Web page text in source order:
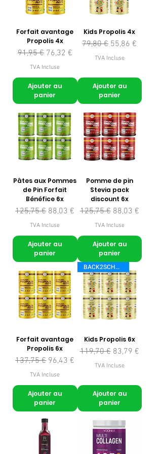
Forfait avantage
Propolis 4x
Prix original
91,95 € Prix promotionnel
76,32 €
TVA Incluse
Ajouter au
panier
Kids Propolis 4x
Prix original
79,80 € Prix
55,86 €
TVA Incluse
Ajouter au
panier
Pâtes aux Pommes
de Pin Forfait
Bénéfice 6x
Prix original
125,75 € Prix promotionnel
88,03 €
TVA Incluse
Ajouter au
panier
Pomme de pin
Stevia pack
discount 6x
Prix original
125,75 € Prix
88,03 €
TVA Incluse
Ajouter au
panier
Forfait avantage
Propolis 6x
Prix original
137,75 € Prix promotionnel
96,43 €
TVA Incluse
Ajouter au
panier
BACK2SCHOOL
Kids Propolis 6x
Prix original
119,70 € Prix
83,79 €
TVA Incluse
Ajouter au
panier